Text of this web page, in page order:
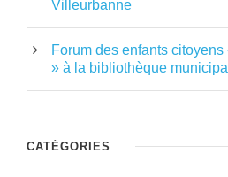
Villeurbanne
Forum des enfants
» à la bibliothèque
CATÉGORIES